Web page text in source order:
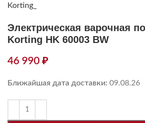
Электрическая варочная
Korting HK 60003 BW
46 990 ₽
Ближайшая дата доставки: 09.08.26